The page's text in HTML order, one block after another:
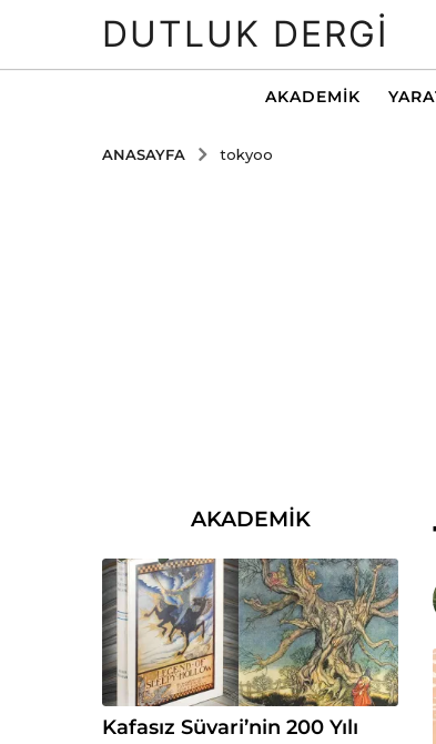
DUTLUK DERGI
AKADEMIK
ANASAYFA tokyoo
AKADEMIK
Kafasız Süvari’nin 200 Yılı